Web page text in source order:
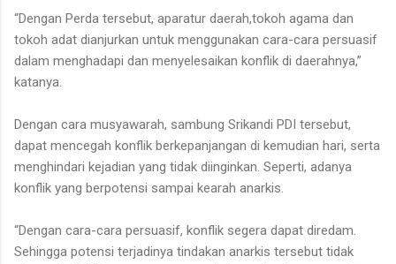
“Dengan Perda tersebut, aparatur daerah,tokoh agama dan
tokoh adat dianjurkan untuk menggunakan cara-cara persuasif
dalam menghadapi dan menyelesaikan konflik di daerahnya,”
katanya.
Dengan cara musyawarah, sambung Srikandi PDI tersebut,
dapat mencegah konflik berkepanjangan di kemudian hari, serta
menghindari kejadian yang tidak diinginkan. Seperti, adanya
konflik yang berpotensi sampai kearah anarkis.
“Dengan cara-cara persuasif, konflik segera dapat diredam.
Sehingga potensi terjadinya tindakan anarkis tersebut tidak